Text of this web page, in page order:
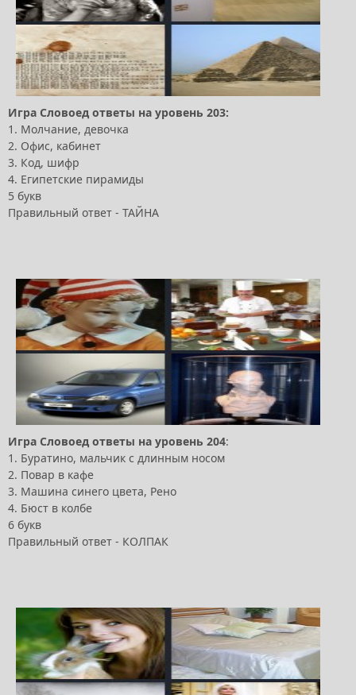
Игра Словоед ответы на уровень 203:
1. Молчание, девочка
2. Офис, кабинет
3. Код, шифр
4. Египетские пирамиды
5 букв
Правильный ответ - ТАЙНА
Игра Словоед ответы на уровень 204:
1. Буратино, мальчик с длинным носом
2. Повар в кафе
3. Машина синего цвета, Рено
4. Бюст в колбе
6 букв
Правильный ответ - КОЛПАК